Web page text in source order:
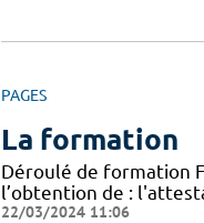
PAGES
La formation
Déroulé de formation
l’obtention de :
22/03/2024 11:06